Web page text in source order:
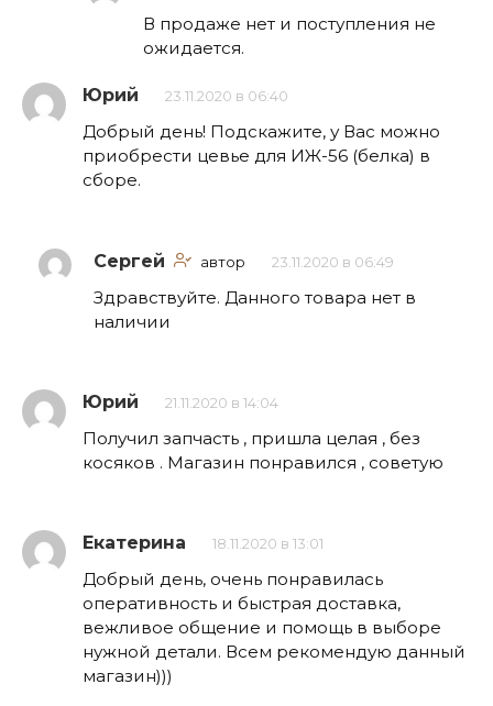
В продаже нет и поступления не
ожидается.
Юрий 23.11.2020 в 06:40
Добрый день! Подскажите, у Вас можно
приобрести цевье для ИЖ-56 (белка) в
сборе.
Сергей автор 23.11.2020 в 06:49
Здравствуйте. Данного товара нет в
наличии
Юрий 21.11.2020 в 14:04
Получил запчасть , пришла целая , без
косяков . Магазин понравился , советую
Екатерина 18.11.2020 в 13:01
Добрый день, очень понравилась
оперативность и быстрая доставка,
вежливое общение и помощь в выборе
нужной детали. Всем рекомендую данный
магазин)))